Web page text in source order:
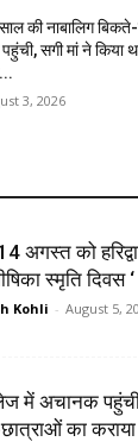
की नाबालिग
सगी मां ने किया
3, 2026
अगस्त को
स्मृति दिवस ‘
Kohli - August 5,
में अचानक पहुंची
का